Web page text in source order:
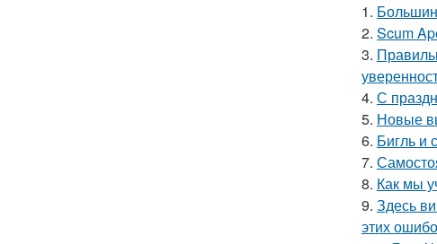
1.
2. Scum
3.
4. С
5. Новые
6. Бигль и
7.
8. Как мы
9. Здесь
этих